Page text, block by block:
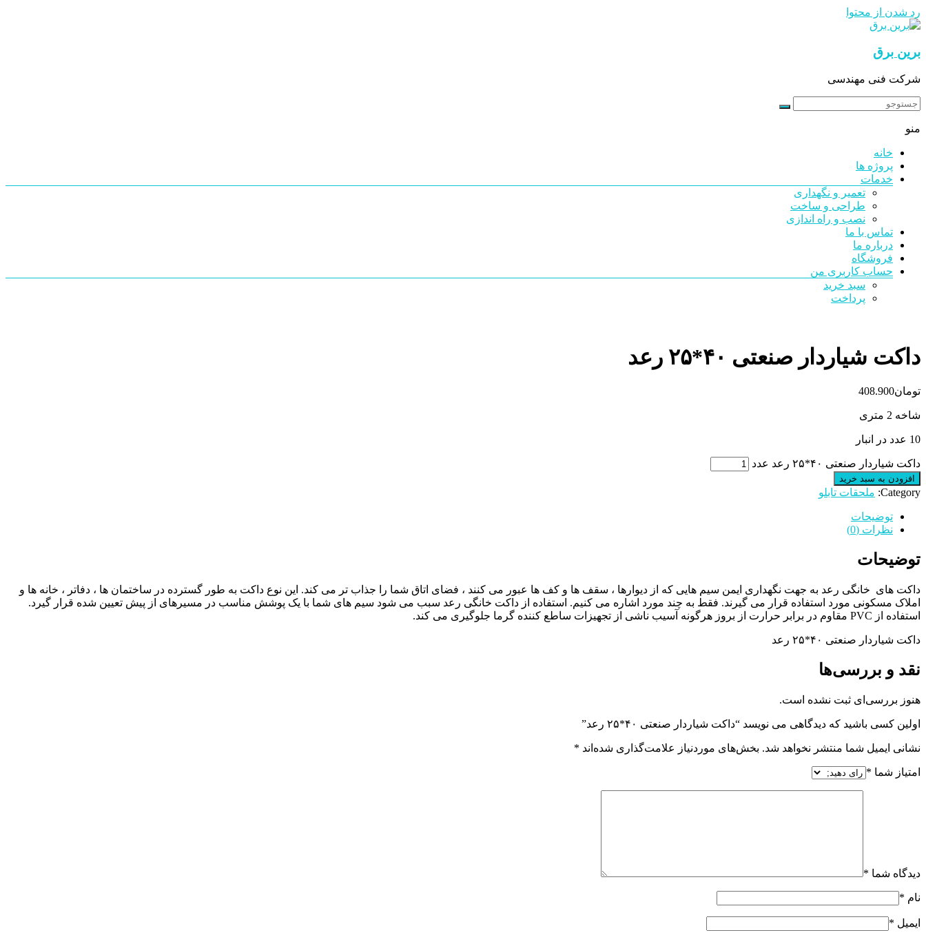
رد شدن از محتوا
برین برق
شرکت فنی مهندسی
منو
خانه
پروژه ها
خدمات
تعمیر و نگهداری
طراحی و ساخت
نصب و راه اندازی
تماس با ما
درباره ما
فروشگاه
حساب کاربری من
سبد خرید
پرداخت
داکت شیاردار صنعتی ۴۰*۲۵ رعد
تومان408.900
شاخه 2 متری
10 عدد در انبار
داکت شیاردار صنعتی ۴۰*۲۵ رعد عدد
افزودن به سبد خرید
Category: ملحقات تابلو
توضیحات
نظرات (0)
توضیحات
داکت های خانگی رعد به جهت نگهداری ایمن سیم هایی که از دیوارها ، سقف ها و کف ها عبور می کنند ، فضای اتاق شما را جذاب تر می کند. این نوع داکت به طور گسترده در ساختمان ها ، دفاتر ، خانه ها و
املاک مسکونی مورد استفاده قرار می گیرند. فقط به چند مورد اشاره می کنیم. استفاده از داکت خانگی رعد سبب می شود سیم های شما با یک پوشش مناسب در مسیرهای از پیش تعیین شده قرار گیرد.
استفاده از PVC مقاوم در برابر حرارت از بروز هرگونه آسیب ناشی از تجهیزات ساطع کننده گرما جلوگیری می کند.
داکت شیاردار صنعتی ۴۰*۲۵ رعد
نقد و بررسی‌ها
هنوز بررسی‌ای ثبت نشده است.
اولین کسی باشید که دیدگاهی می نویسد “داکت شیاردار صنعتی ۴۰*۲۵ رعد”
نشانی ایمیل شما منتشر نخواهد شد. بخش‌های موردنیاز علامت‌گذاری شده‌اند *
امتیاز شما *
دیدگاه شما *
نام *
ایمیل *